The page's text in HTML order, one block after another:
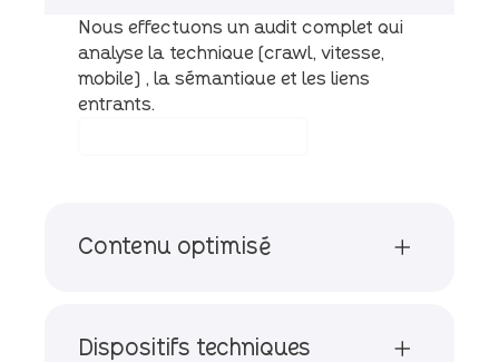
Nous effectuons un audit complet qui
analyse la technique (crawl, vitesse,
mobile), la sémantique et les liens
entrants.
Contenu optimisé
Dispositifs techniques